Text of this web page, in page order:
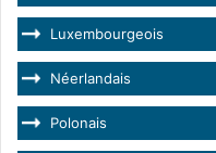
Luxembourgeois
Néerlandais
Polonais